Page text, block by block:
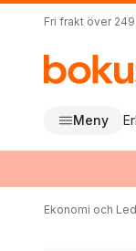
Fri frakt över
Meny
Ekonomi och